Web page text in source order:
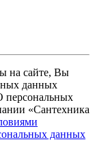
на сайте, Вы
данных
персональных
«Cантехника
данных